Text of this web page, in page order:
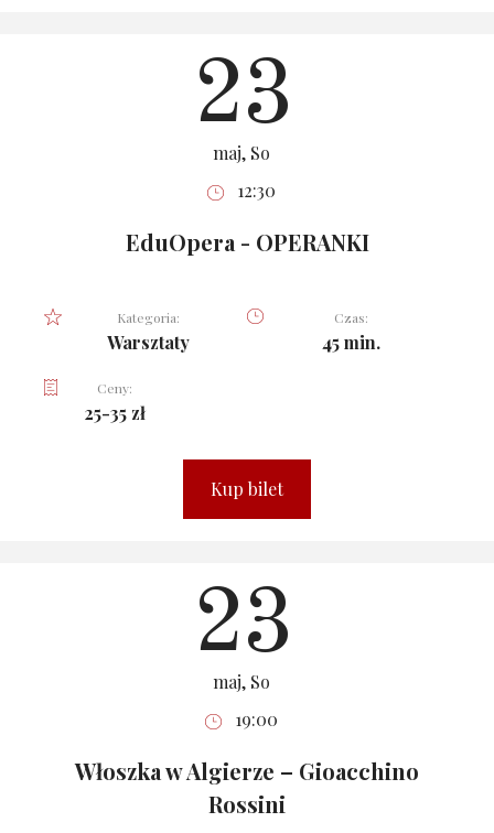
23
maj, So
12:30
EduOpera - OPERANKI
Kategoria:
Warsztaty
Czas:
45 min.
Ceny:
25-35 zł
Kup bilet
23
maj, So
19:00
Włoszka w Algierze – Gioacchino
Rossini